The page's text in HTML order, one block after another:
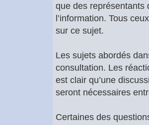
que des représentants
l’information. Tous
sur ce sujet.
Les sujets abordés
consultation. Les
est clair qu’une
seront nécessaires
Certaines des